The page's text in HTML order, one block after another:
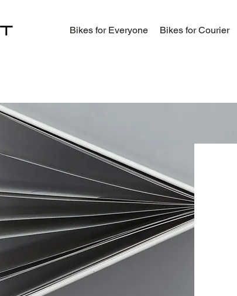
Bikes for Everyone Bikes for Courier